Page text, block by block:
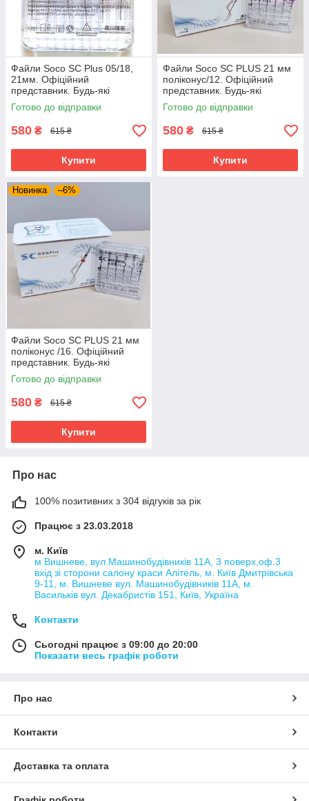
Файли Soco SC Plus 05/18,
21мм. Офіційний
представник. Будь-які
розміри завжди в наявності.
Готово до відправки
580 ₴ 615 ₴
Купити
Файли Soco SC PLUS 21 мм
поліконус/12. Офіційний
представник. Будь-які
розміри завжди є.
Готово до відправки
580 ₴ 615 ₴
Купити
Новинка –6%
Файли Soco SC PLUS 21 мм
поліконус /16. Офіційний
представник. Будь-які
розміри завжди є.
Готово до відправки
580 ₴ 615 ₴
Купити
Про нас
100% позитивних з 304 відгуків за рік
Працює з 23.03.2018
м. Київ
м.Вишневе, вул.Машинобудівників 11А, 3 поверх,оф.3
вхід зі сторони салону краси Алітель, м. Київ Дмитрівська
9-11, м. Вишневе вул. Машинобудівників 11А, м.
Васильків вул. Декабристів 151, Київ, Україна
Контакти
Сьогодні працює з 09:00 до 20:00
Показати весь графік роботи
Про нас
Контакти
Доставка та оплата